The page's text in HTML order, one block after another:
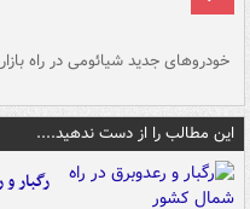
خودروهای جدید شیائومی در راه بازار
این مطالب را از دست ندهید....
رگبار